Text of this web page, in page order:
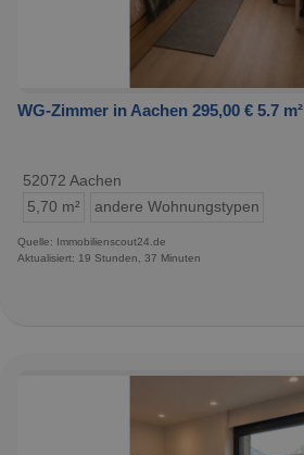
WG-Zimmer in Aachen 295,00 € 5.7 m²
52072 Aachen
5,70 m²
andere Wohnungstypen
Quelle: Immobilienscout24.de
Aktualisiert: 19 Stunden, 37 Minuten